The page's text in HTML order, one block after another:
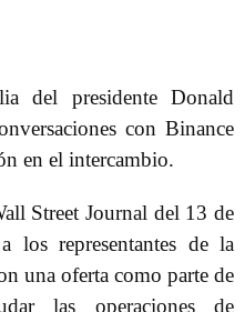
del presidente Donald
con Binance
en el intercambio.
Street Journal del 13 de
los representantes de la
una oferta como parte de
las operaciones de